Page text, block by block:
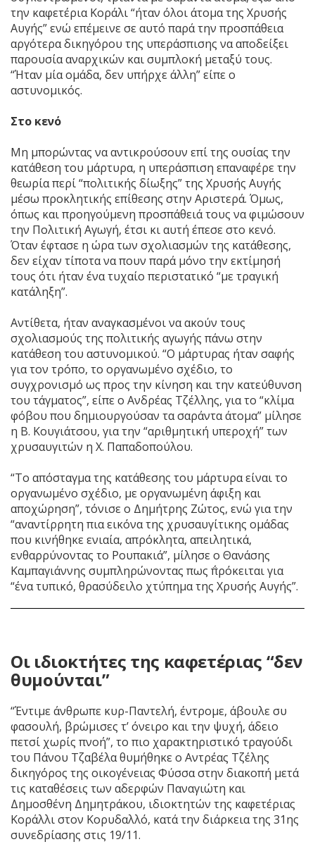
την καφετέρια Κοράλι “ήταν όλοι άτομα της Χρυσής
Αυγής” ενώ επέμεινε σε αυτό παρά την προσπάθεια
αργότερα δικηγόρου της υπεράσπισης να αποδείξει
παρουσία αναρχικών και συμπλοκή μεταξύ τους.
“Ήταν μία ομάδα, δεν υπήρχε άλλη” είπε ο
αστυνομικός.
Στο κενό
Μη μπορώντας να αντικρούσουν επί της ουσίας την
κατάθεση του μάρτυρα, η υπεράσπιση επαναφέρε την
θεωρία περί “πολιτικής δίωξης” της Χρυσής Αυγής
μέσω προκλητικής επίθεσης στην Αριστερά. Όμως,
όπως και προηγούμενη προσπάθειά τους να φιμώσουν
την Πολιτική Αγωγή, έτσι κι αυτή έπεσε στο κενό.
Όταν έφτασε η ώρα των σχολιασμών της κατάθεσης,
δεν είχαν τίποτα να πουν παρά μόνο την εκτίμησή
τους ότι ήταν ένα τυχαίο περιστατικό “με τραγική
κατάληξη”.
Αντίθετα, ήταν αναγκασμένοι να ακούν τους
σχολιασμούς της πολιτικής αγωγής πάνω στην
κατάθεση του αστυνομικού. “Ο μάρτυρας ήταν σαφής
για τον τρόπο, το οργανωμένο σχέδιο, το
συγχρονισμό ως προς την κίνηση και την κατεύθυνση
του τάγματος”, είπε ο Ανδρέας Τζέλλης, για το “κλίμα
φόβου που δημιουργούσαν τα σαράντα άτομα” μίλησε
η Β. Κουγιάτσου, για την “αριθμητική υπεροχή” των
χρυσαυγιτών η Χ. Παπαδοπούλου.
“Το απόσταγμα της κατάθεσης του μάρτυρα είναι το
οργανωμένο σχέδιο, με οργανωμένη άφιξη και
αποχώρηση”, τόνισε ο Δημήτρης Ζώτος, ενώ για την
“αναντίρρητη πια εικόνα της χρυσαυγίτικης ομάδας
που κινήθηκε ενιαία, απρόκλητα, απειλητικά,
ενθαρρύνοντας το Ρουπακιά”, μίλησε ο Θανάσης
Καμπαγιάννης συμπληρώνοντας πως ΅πρόκειται για
“ένα τυπικό, θρασύδειλο χτύπημα της Χρυσής Αυγής”.
Οι ιδιοκτήτες της καφετέριας “δεν
θυμούνται”
“Έντιμε άνθρωπε κυρ-Παντελή, έντρομε, άβουλε συ
φασουλή, βρώμισες τ’ όνειρο και την ψυχή, άδειο
πετσί χωρίς πνοή”, το πιο χαρακτηριστικό τραγούδι
του Πάνου Τζαβέλα θυμήθηκε ο Αντρέας Τζέλης
δικηγόρος της οικογένειας Φύσσα στην διακοπή μετά
τις καταθέσεις των αδερφών Παναγιώτη και
Δημοσθένη Δημητράκου, ιδιοκτητών της καφετέριας
Κοράλλι στον Κορυδαλλό, κατά την διάρκεια της 31ης
συνεδρίασης στις 19/11.